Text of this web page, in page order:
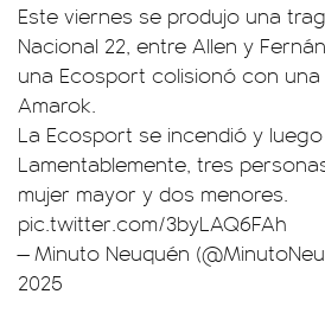
Este viernes se produjo una
Nacional 22, entre Allen y
una Ecosport colisionó con una
Amarok.
La Ecosport se incendió y
Lamentablemente, tres
mujer mayor y dos menores.
pic.twitter.com/3byLAQ6FAh
— Minuto Neuquén
2025